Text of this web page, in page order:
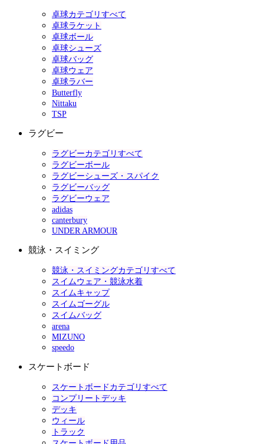
卓球カテゴリすべて
卓球ラケット
卓球ボール
卓球シューズ
卓球バッグ
卓球ウェア
卓球ラバー
Butterfly
Nittaku
TSP
ラグビー
ラグビーカテゴリすべて
ラグビーボール
ラグビーシューズ・スパイク
ラグビーバッグ
ラグビーウェア
adidas
canterbury
UNDER ARMOUR
競泳・スイミング
競泳・スイミングカテゴリすべて
スイムウェア・競泳水着
スイムキャップ
スイムゴーグル
スイムバッグ
arena
MIZUNO
speedo
スケートボード
スケートボードカテゴリすべて
コンプリートデッキ
デッキ
ウィール
トラック